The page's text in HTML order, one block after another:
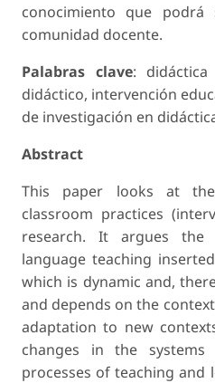
conocimiento que
comunidad docente.
Palabras clave:
didáctico, intervención
de investigación en
Abstract
This paper looks at
classroom practices
research. It argues
language teaching
which is dynamic and,
and depends on the
adaptation to new
changes in the systems
processes of teaching and